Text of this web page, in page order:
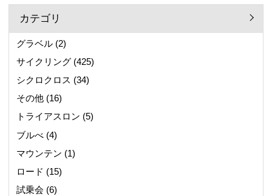
カテゴリ
グラベル(2)
サイクリング(425)
シクロクロス (34)
その他(16)
トライアスロン (5)
ブルべ(4)
マウンテン (1)
ロード (15)
試乗会 (6)